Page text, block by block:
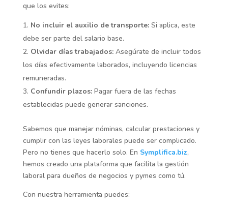
que los evites:
No incluir el auxilio de transporte:Si aplica, este
debe ser parte del salario base.
Olvidar días trabajados:Asegúrate de incluir todos
los días efectivamente laborados, incluyendo licencias
remuneradas.
Confundir plazos:Pagar fuera de las fechas
establecidas puede generar sanciones.
Sabemos que manejar nóminas, calcular prestaciones y
cumplir con las leyes laborales puede ser complicado.
Pero no tienes que hacerlo solo. En Symplifica.biz,
hemos creado una plataforma que facilita la gestión
laboral para dueños de negocios y pymes como tú.
Con nuestra herramienta puedes: